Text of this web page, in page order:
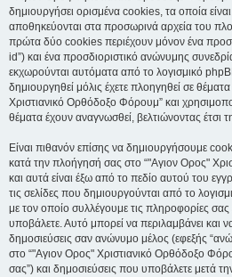
δημιουργήσει ορισμένα cookies, τα οποία
αποθηκεύονται στα προσωρινά αρχεία του
πρώτα δύο cookies περιέχουν μόνον ένα
id”) και ένα προσδιοριστικό ανώνυμης
εκχωρούνται αυτόματα από το λογισμικό
δημιουργηθεί μόλις έχετε πλοηγηθεί σε
Χριστιανικό Ορθόδοξο Φόρουμ” και
θέματα έχουν αναγνωσθεί, βελτιώνοντας έτσι
Είναι πιθανόν επίσης να δημιουργήσουμε
κατά την πλοήγησή σας στο “"Αγιον Ορος"
και αυτά είναι έξω από το πεδίο αυτού του
τις σελίδες που δημιουργούνται από το
με τον οποίο συλλέγουμε τις πληροφορίες
υποβάλετε. Αυτό μπορεί να περιλαμβάνει και
δημοσιεύσεις σαν ανώνυμο μέλος (εφεξής
στο “"Αγιον Ορος" Χριστιανικό Ορθόδοξο
σας”) και δημοσιεύσεις που υποβάλετε μετά